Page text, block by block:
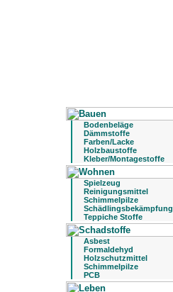
Bodenbeläge
Dämmstoffe
Farben/Lacke
Holzbaustoffe
Kleber/Montagestoffe
Spielzeug
Reinigungsmittel
Schimmelpilze
Schädlingsbekämpfung
Teppiche Stoffe
Asbest
Formaldehyd
Holzschutzmittel
Schimmelpilze
PCB